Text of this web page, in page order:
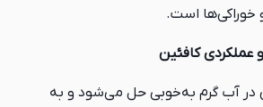
خوراکی‌ها است.
عملکردی کافئین
در آب گرم به‌خوبی حل می‌شود و به